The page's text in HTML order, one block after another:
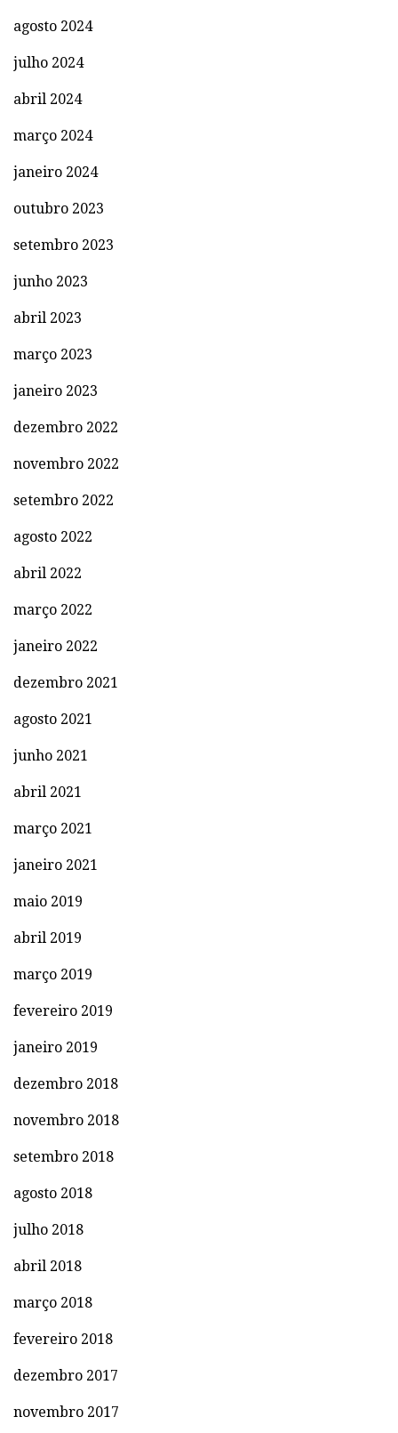
agosto 2024
julho 2024
abril 2024
março 2024
janeiro 2024
outubro 2023
setembro 2023
junho 2023
abril 2023
março 2023
janeiro 2023
dezembro 2022
novembro 2022
setembro 2022
agosto 2022
abril 2022
março 2022
janeiro 2022
dezembro 2021
agosto 2021
junho 2021
abril 2021
março 2021
janeiro 2021
maio 2019
abril 2019
março 2019
fevereiro 2019
janeiro 2019
dezembro 2018
novembro 2018
setembro 2018
agosto 2018
julho 2018
abril 2018
março 2018
fevereiro 2018
dezembro 2017
novembro 2017